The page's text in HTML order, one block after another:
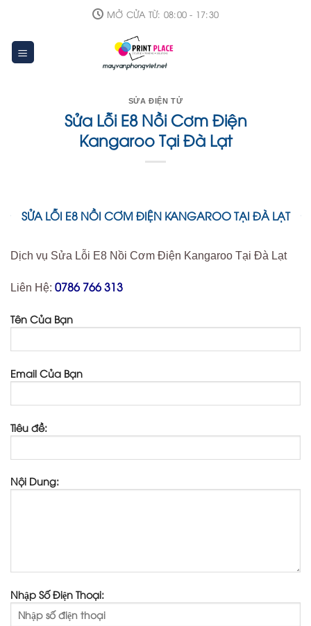
content
MỞ CỬA TỪ: 08:00 - 17:30
SỬA ĐIỆN TỬ
Sửa Lỗi E8 Nồi Cơm Điện
Kangaroo Tại Đà Lạt
SỬA LỖI E8 NỒI CƠM ĐIỆN KANGAROO TẠI ĐÀ LẠT
Dịch vụ Sửa Lỗi E8 Nồi Cơm Điện Kangaroo Tại Đà Lạt
Liên Hệ: 0786 766 313
Tên Của Bạn
Email Của Bạn
Tiêu đề:
Nội Dung:
Nhập Số Điện Thoại: